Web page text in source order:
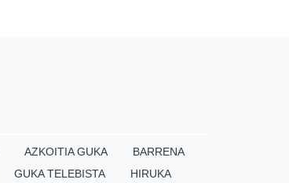
AZKOITIA GUKA
BARRENA
GUKA TELEBISTA HIRUKA